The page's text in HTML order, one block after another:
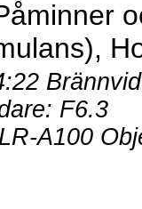
F6.3
A100